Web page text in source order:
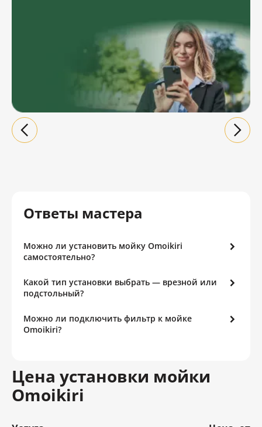
Цена установки мойки
Omoikiri
Ответы мастера
Можно ли установить мойку Omoikiri
самостоятельно?
Какой тип установки выбрать — врезной или
подстольный?
Можно ли подключить фильтр к мойке
Omoikiri?